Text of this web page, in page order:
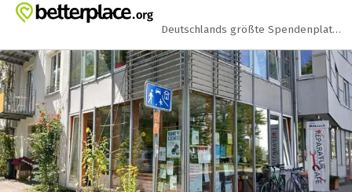
Zum Hauptinhalt springen
Erklärung zur Barrierefreiheit anzeigen
Deutschlands größte Spendenplattform